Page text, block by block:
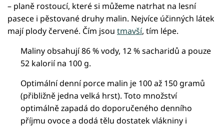
– planě rostoucí, které si můžeme natrhat na lesní
pasece i pěstované druhy malin. Nejvíce účinných látek
mají plody červené. Čím jsou tmavší, tím lépe.
Maliny obsahují 86 % vody, 12 % sacharidů a pouze
52 kalorií na 100 g.
Optimální denní porce malin je 100 až 150 gramů
(přibližně jedna velká hrst). Toto množství
optimálně zapadá do doporučeného denního
příjmu ovoce a dodá tělu dostatek vlákniny i